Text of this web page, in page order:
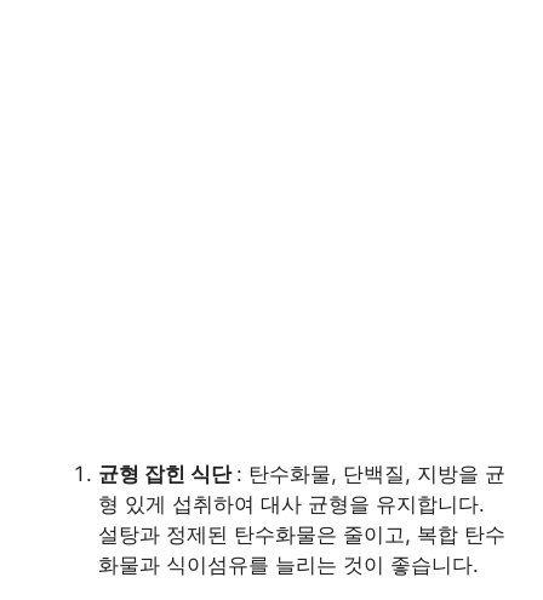
균형 잡힌 식단 : 탄수화물, 단백질, 지방을 균
형 있게 섭취하여 대사 균형을 유지합니다.
설탕과 정제된 탄수화물은 줄이고, 복합 탄수
화물과 식이섬유를 늘리는 것이 좋습니다.